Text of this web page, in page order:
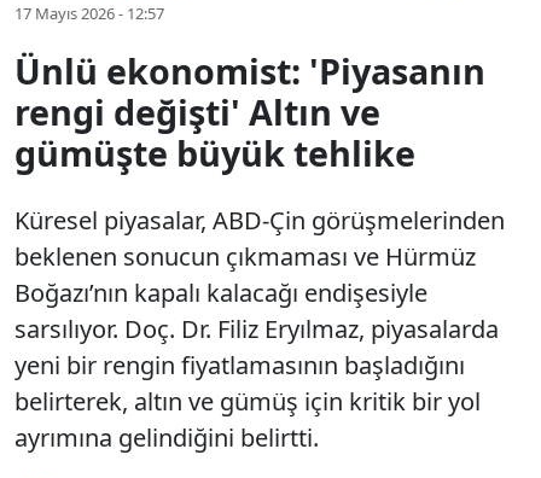
17 Mayıs 2026 - 12:57
Ünlü ekonomist: 'Piyasanın
rengi değişti' Altın ve
gümüşte büyük tehlike
Küresel piyasalar, ABD-Çin görüşmelerinden
beklenen sonucun çıkmaması ve Hürmüz
Boğazı’nın kapalı kalacağı endişesiyle
sarsılıyor. Doç. Dr. Filiz Eryılmaz, piyasalarda
yeni bir rengin fiyatlamasının başladığını
belirterek, altın ve gümüş için kritik bir yol
ayrımına gelindiğini belirtti.